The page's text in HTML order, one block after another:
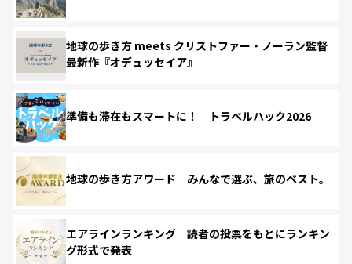
地球の歩き方 meets クリストファー・ノーラン監督
最新作『オデュッセイア』
準備も滞在もスマートに！ トラベルハック2026
地球の歩き方アワード みんなで選ぶ、旅のベスト。
エアラインランキング 読者の投票をもとにランキン
グ形式で発表